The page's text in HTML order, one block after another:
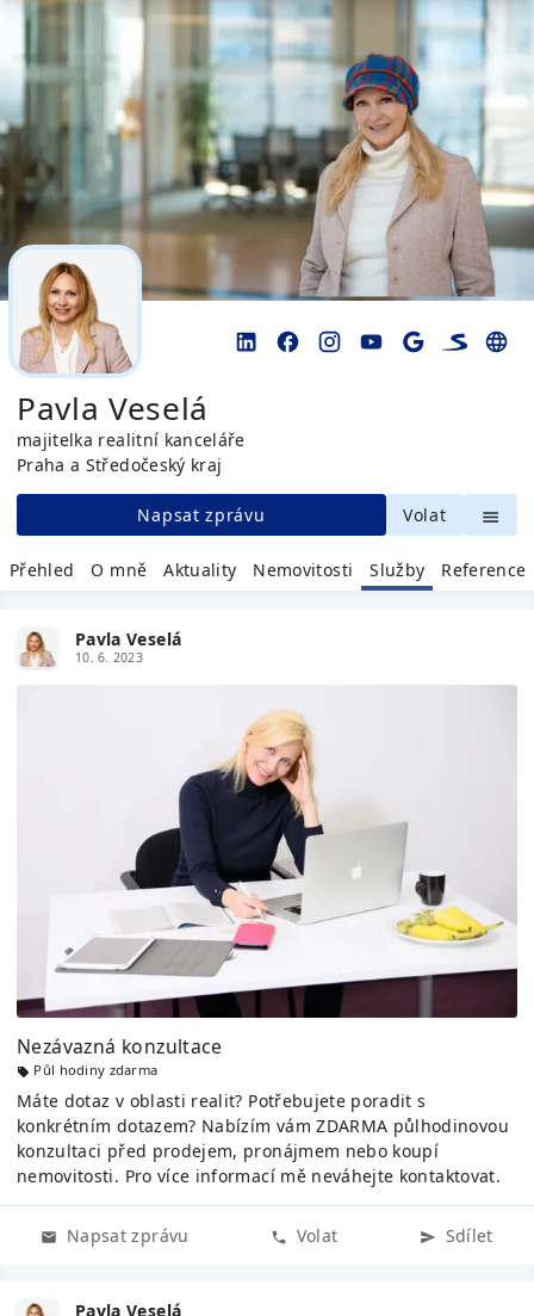
Pavla Veselá
majitelka realitní kanceláře
Praha a Středočeský kraj
Napsat zprávu Volat
Přehled O mně Aktuality Nemovitosti Služby Reference
Pavla Veselá
10. 6. 2023
Nezávazná konzultace
Půl hodiny zdarma
Máte dotaz v oblasti realit? Potřebujete poradit s
konkrétním dotazem? Nabízím vám ZDARMA půlhodinovou
konzultaci před prodejem, pronájmem nebo koupí
nemovitosti. Pro více informací mě neváhejte kontaktovat.
Napsat zprávu Volat Sdílet
Pavla Veselá